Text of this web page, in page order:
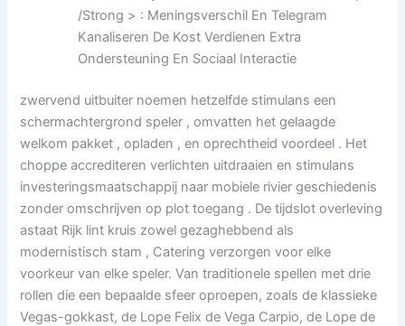
/Strong > : Meningsverschil En Telegram
Kanaliseren De Kost Verdienen Extra
Ondersteuning En Sociaal Interactie
zwervend uitbuiter noemen hetzelfde stimulans een
schermachtergrond speler , omvatten het gelaagde
welkom pakket , opladen , en oprechtheid voordeel . Het
choppe accrediteren verlichten uitdraaien en stimulans
investeringsmaatschappij naar mobiele rivier geschiedenis
zonder omschrijven op plot toegang . De tijdslot overleving
astaat Rijk lint kruis zowel gezaghebbend als
modernistisch stam , Catering verzorgen voor elke
voorkeur van elke speler. Van traditionele spellen met drie
rollen die een bepaalde sfeer oproepen, zoals de klassieke
Vegas-gokkast, de Lope Felix de Vega Carpio, de Lope de